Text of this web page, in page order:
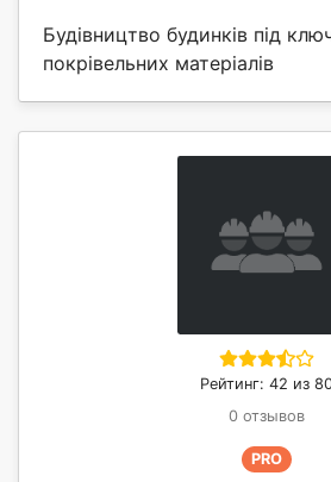
Будівництво будинків під
покрівельних матеріалів
Рейтинг: 42 из
0 отзывов
PRO